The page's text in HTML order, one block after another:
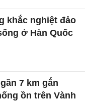
khắc nghiệt đảo
ở Hàn Quốc
7 km gắn
ồn trên Vành